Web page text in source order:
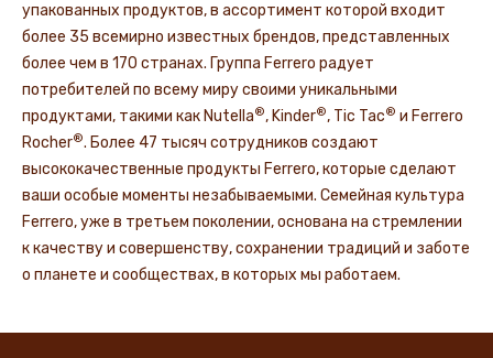
упакованных продуктов, в ассортимент которой входит
более 35 всемирно известных брендов, представленных
более чем в 170 странах. Группа Ferrero радует
потребителей по всему миру своими уникальными
продуктами, такими как Nutella®, Kinder®, Tic Tac® и Ferrero
Rocher®. Более 47 тысяч сотрудников создают
высококачественные продукты Ferrero, которые сделают
ваши особые моменты незабываемыми. Семейная культура
Ferrero, уже в третьем поколении, основана на стремлении
к качеству и совершенству, сохранении традиций и заботе
о планете и сообществах, в которых мы работаем.